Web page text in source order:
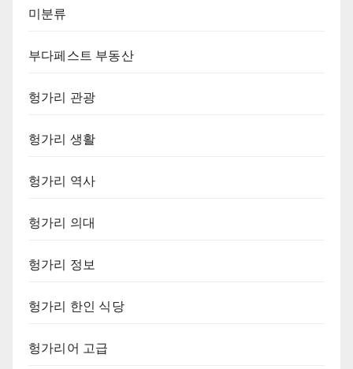
미분류
부다페스트 부동산
헝가리 관광
헝가리 생활
헝가리 역사
헝가리 의대
헝가리 정보
헝가리 한인 식당
헝가리어 고급